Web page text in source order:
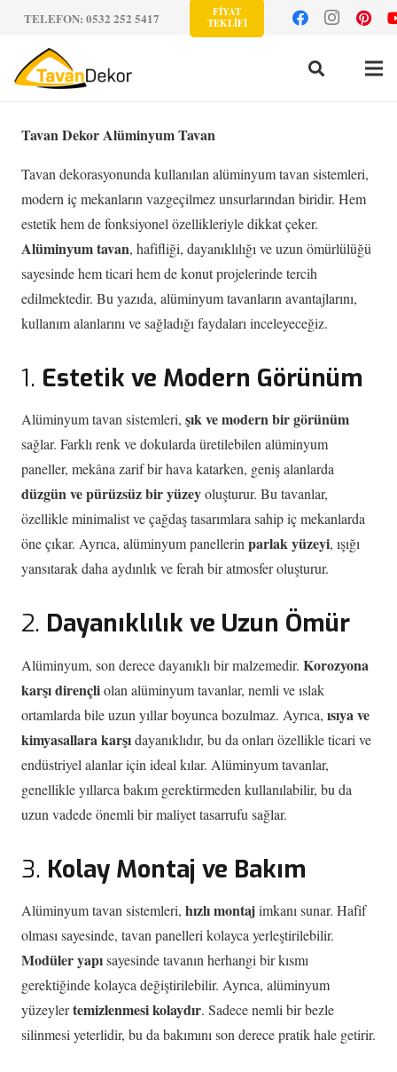
TELEFON: 0532 252 5417
FİYAT
TEKLİFİ
Tavan Dekor Alüminyum Tavan
Tavan dekorasyonunda kullanılan alüminyum tavan sistemleri,
modern iç mekanların vazgeçilmez unsurlarından biridir. Hem
estetik hem de fonksiyonel özellikleriyle dikkat çeker.
Alüminyum tavan, hafifliği, dayanıklılığı ve uzun ömürlülüğü
sayesinde hem ticari hem de konut projelerinde tercih
edilmektedir. Bu yazıda, alüminyum tavanların avantajlarını,
kullanım alanlarını ve sağladığı faydaları inceleyeceğiz.
1. Estetik ve Modern Görünüm
Alüminyum tavan sistemleri, şık ve modern bir görünüm
sağlar. Farklı renk ve dokularda üretilebilen alüminyum
paneller, mekâna zarif bir hava katarken, geniş alanlarda
düzgün ve pürüzsüz bir yüzeyoluşturur. Bu tavanlar,
özellikle minimalist ve çağdaş tasarımlara sahip iç mekanlarda
öne çıkar. Ayrıca, alüminyum panellerinparlak yüzeyi, ışığı
yansıtarak daha aydınlık ve ferah bir atmosfer oluşturur.
2. Dayanıklılık ve Uzun Ömür
Alüminyum, son derece dayanıklı bir malzemedir. Korozyona
karşı dirençliolan alüminyum tavanlar, nemli ve ıslak
ortamlarda bile uzun yıllar boyunca bozulmaz. Ayrıca, ısıya ve
kimyasallara karşıdayanıklıdır, bu da onları özellikle ticari ve
endüstriyel alanlar için ideal kılar. Alüminyum tavanlar,
genellikle yıllarca bakım gerektirmeden kullanılabilir, bu da
uzun vadede önemli bir maliyet tasarrufu sağlar.
3. Kolay Montaj ve Bakım
Alüminyum tavan sistemleri, hızlı montajimkanı sunar. Hafif
olması sayesinde, tavan panelleri kolayca yerleştirilebilir.
Modüler yapısayesinde tavanın herhangi bir kısmı
gerektiğinde kolayca değiştirilebilir. Ayrıca, alüminyum
yüzeylertemizlenmesi kolaydır. Sadece nemli bir bezle
silinmesi yeterlidir, bu da bakımını son derece pratik hale getirir.